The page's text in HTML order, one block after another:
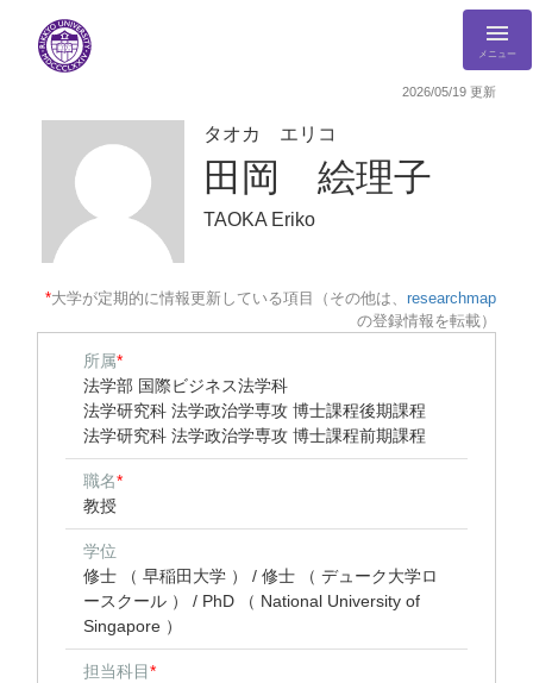
メニュー
2026/05/19 更新
タオカ エリコ
田岡 絵理子
TAOKA Eriko
*大学が定期的に情報更新している項目（その他は、 researchmap
の登録情報を転載）
所属*
法学部 国際ビジネス法学科
法学研究科 法学政治学専攻 博士課程後期課程
法学研究科 法学政治学専攻 博士課程前期課程
職名*
教授
学位
修士 （ 早稲田大学 ） / 修士 （ デューク大学ロ
ースクール ） / PhD （ National University of
Singapore ）
担当科目*